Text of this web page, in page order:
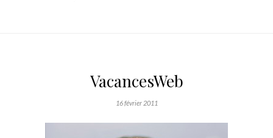
VacancesWeb
16 février 2011